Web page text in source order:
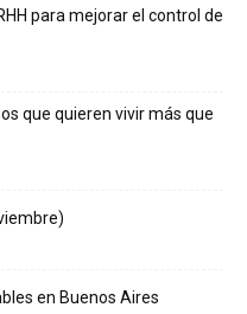
para mejorar el control de
que quieren vivir más que
en Buenos Aires